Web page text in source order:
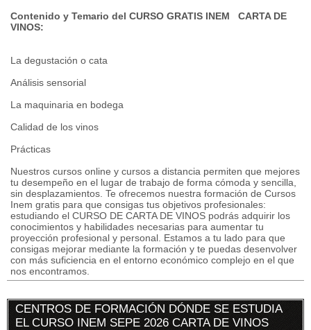
Contenido y Temario del CURSO GRATIS INEM CARTA DE
VINOS:
La degustación o cata
Análisis sensorial
La maquinaria en bodega
Calidad de los vinos
Prácticas
Nuestros cursos online y cursos a distancia permiten que mejores
tu desempeño en el lugar de trabajo de forma cómoda y sencilla,
sin desplazamientos. Te ofrecemos nuestra formación de Cursos
Inem gratis para que consigas tus objetivos profesionales:
estudiando el CURSO DE CARTA DE VINOS podrás adquirir los
conocimientos y habilidades necesarias para aumentar tu
proyección profesional y personal. Estamos a tu lado para que
consigas mejorar mediante la formación y te puedas desenvolver
con más suficiencia en el entorno económico complejo en el que
nos encontramos.
CENTROS DE FORMACIÓN DÓNDE SE ESTUDIA
EL CURSO INEM SEPE 2026 CARTA DE VINOS